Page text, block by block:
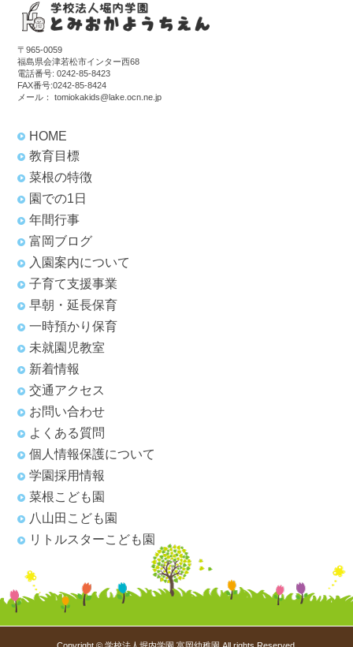
〒965-0059
福島県会津若松市インター西68
電話番号:0242-85-8423
FAX番号:0242-85-8424
メール：tomiokakids@lake.ocn.ne.jp
HOME
教育目標
菜根の特徴
園での1日
年間行事
富岡ブログ
入園案内について
子育て支援事業
早朝・延長保育
一時預かり保育
未就園児教室
新着情報
交通アクセス
お問い合わせ
よくある質問
個人情報保護について
学園採用情報
菜根こども園
八山田こども園
リトルスターこども園